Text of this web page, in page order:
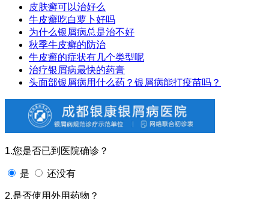
皮肤癣可以治好么
牛皮癣吃白萝卜好吗
为什么银屑病总是治不好
秋季牛皮癣的防治
牛皮癣的症状有几个类型呢
治疗银屑病最快的药膏
头面部银屑病用什么药？银屑病能打疫苗吗？
1.您是否已到医院确诊？
是 还没有
2.是否使用外用药物？